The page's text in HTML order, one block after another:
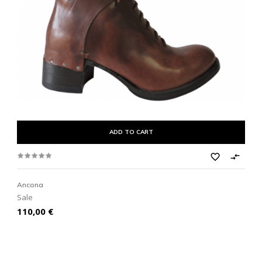
ADD TO CART
favorite_border 
Ancona
Sale
Prezzo
110,00 €